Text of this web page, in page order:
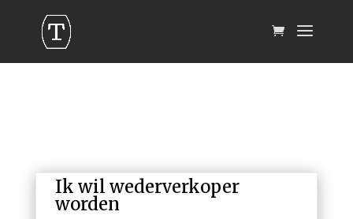
Ik wil wederverkoper
worden